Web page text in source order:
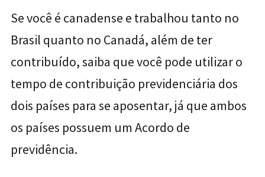
Se você é canadense e trabalhou tanto no
Brasil quanto no Canadá, além de ter
contribuído, saiba que você pode utilizar o
tempo de contribuição previdenciária dos
dois países para se aposentar, já que ambos
os países possuem um Acordo de
previdência.